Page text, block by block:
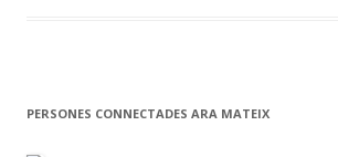
k ix
PERSONES CONNECTADES ARA MATEIX